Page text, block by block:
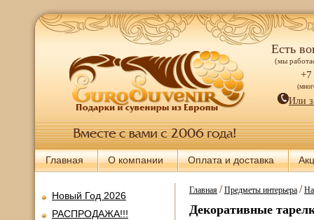
Есть
(мы
+7
Или
Главная О компании Оплата и доставка
Новый Год 2026
РАСПРОДАЖА!!!
Главная/Предметы интерьера/
Декоративные